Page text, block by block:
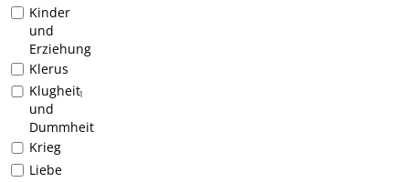
Kinder
und
Erziehung
Klerus
1
Klugheit
und
Dummheit
Krieg
Liebe